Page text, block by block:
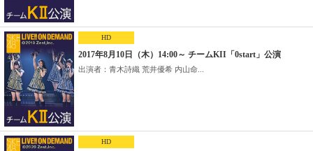
HD
2017年8月10日（木）14:00～ チームKII「0start」公演
出演者：青木詩織 荒井優希 内山命...
HD